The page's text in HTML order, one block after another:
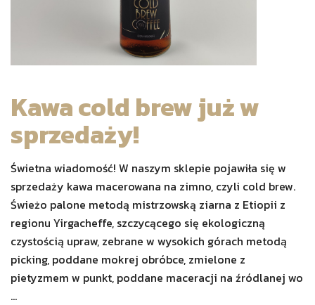
Kawa cold brew już w
sprzedaży!
Świetna wiadomość! W naszym sklepie pojawiła się w
sprzedaży kawa macerowana na zimno, czyli cold brew.
Świeżo palone metodą mistrzowską ziarna z Etiopii z
regionu Yirgacheffe, szczycącego się ekologiczną
czystością upraw, zebrane w wysokich górach metodą
picking, poddane mokrej obróbce, zmielone z
pietyzmem w punkt, poddane maceracji na źródlanej wo
...